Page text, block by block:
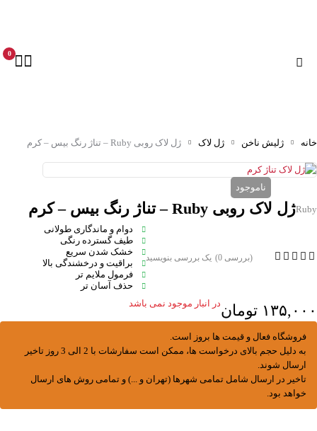
0
خانه ژلیش ناخن ژل لاک ژل لاک روبی Ruby – تناژ رنگ بیس – کرم
ناموجود
Rubyژل لاک روبی Ruby – تناژ رنگ بیس – کرم
(بررسی 0) یک بررسی بنویسید
دوام و ماندگاری طولانی
طیف گسترده رنگی
خشک شدن سریع
براقیت و درخشندگی بالا
فرمول ملایم تر
حذف آسان تر
۱۳۵,۰۰۰ توماندر انبار موجود نمی باشد
فروشگاه فعال و قیمت ها بروز است.
به دلیل حجم بالای درخواست ها، ممکن است سفارشات با 2 الی 3 روز تاخیر
ارسال شوند.
تاخیر در ارسال شامل تمامی شهرها (تهران و ...) و تمامی روش های ارسال
خواهد بود.